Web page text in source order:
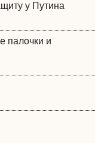
у Путина
палочки и